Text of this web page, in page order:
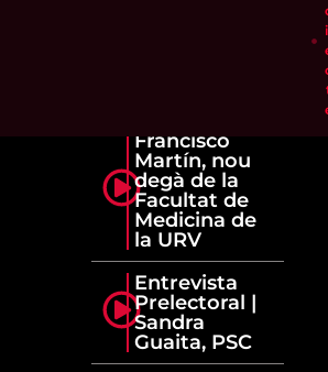
Francisco
Martín, nou
degà de la
Facultat de
Medicina de
la URV
Entrevista
Prelectoral |
Sandra
Guaita, PSC